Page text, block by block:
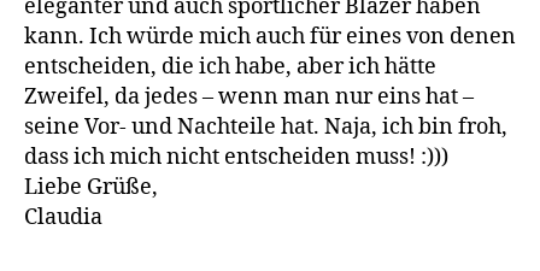
eleganter und auch sportlicher Blazer haben
kann. Ich würde mich auch für eines von denen
entscheiden, die ich habe, aber ich hätte
Zweifel, da jedes – wenn man nur eins hat –
seine Vor- und Nachteile hat. Naja, ich bin froh,
dass ich mich nicht entscheiden muss! :)))
Liebe Grüße,
Claudia